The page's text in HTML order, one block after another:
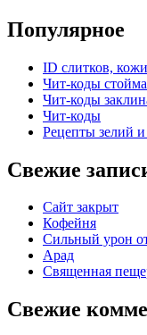
Популярное
ID слитков,
Чит-коды
Чит-коды
Чит-коды
Рецепты зелий и
Свежие
Сайт закрыт
Кофейня
Cильный урон
Арад
Священная
Свежие